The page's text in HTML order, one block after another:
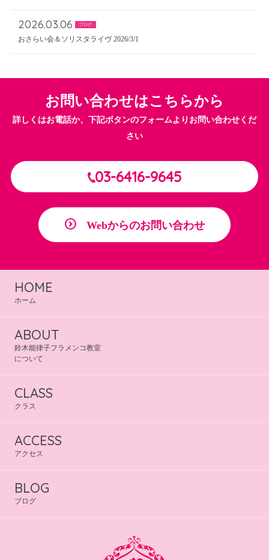
2026.03.06 ブログ
おさらい会＆ソリスタライヴ 2026/3/1
お問い合わせはこちらから
詳しくはお電話か、下記ボタンのフォームよりお問い合わせくだ
さい
03-6416-9645
Webからのお問い合わせ
HOME
ホーム
ABOUT
鈴木能律子フラメンコ教室
について
CLASS
クラス
ACCESS
アクセス
BLOG
ブログ